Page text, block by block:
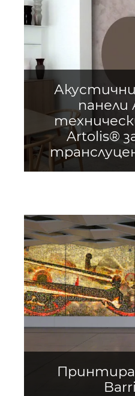
панели
Artolis®